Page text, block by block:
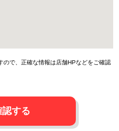
で、正確な情報は店舗HPなどをご確認
する